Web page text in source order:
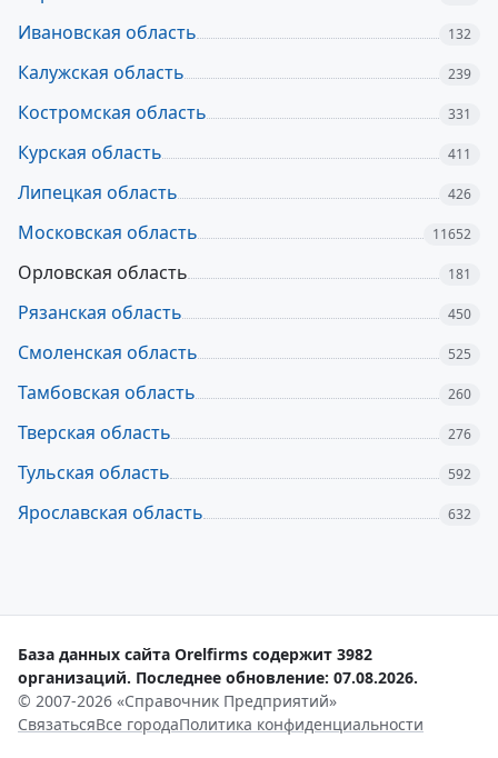
Ивановская область 132
Калужская область 239
Костромская область 331
Курская область 411
Липецкая область 426
Московская область 11652
Орловская область 181
Рязанская область 450
Смоленская область 525
Тамбовская область 260
Тверская область 276
Тульская область 592
Ярославская область 632
База данных сайта Orelfirms содержит 3982
организаций. Последнее обновление: 07.08.2026.
© 2007-2026 «Справочник Предприятий»
СвязатьсяВсе городаПолитика конфиденциальности